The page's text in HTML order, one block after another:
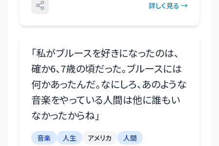
詳しく見る →
「私がブルースを好きになったのは、
確か6、7歳の頃だった。ブルースには
何かあったんだ。なにしろ、あのような
音楽をやっている人間は他に誰もい
なかったからね」
音楽 人生 アメリカ 人間